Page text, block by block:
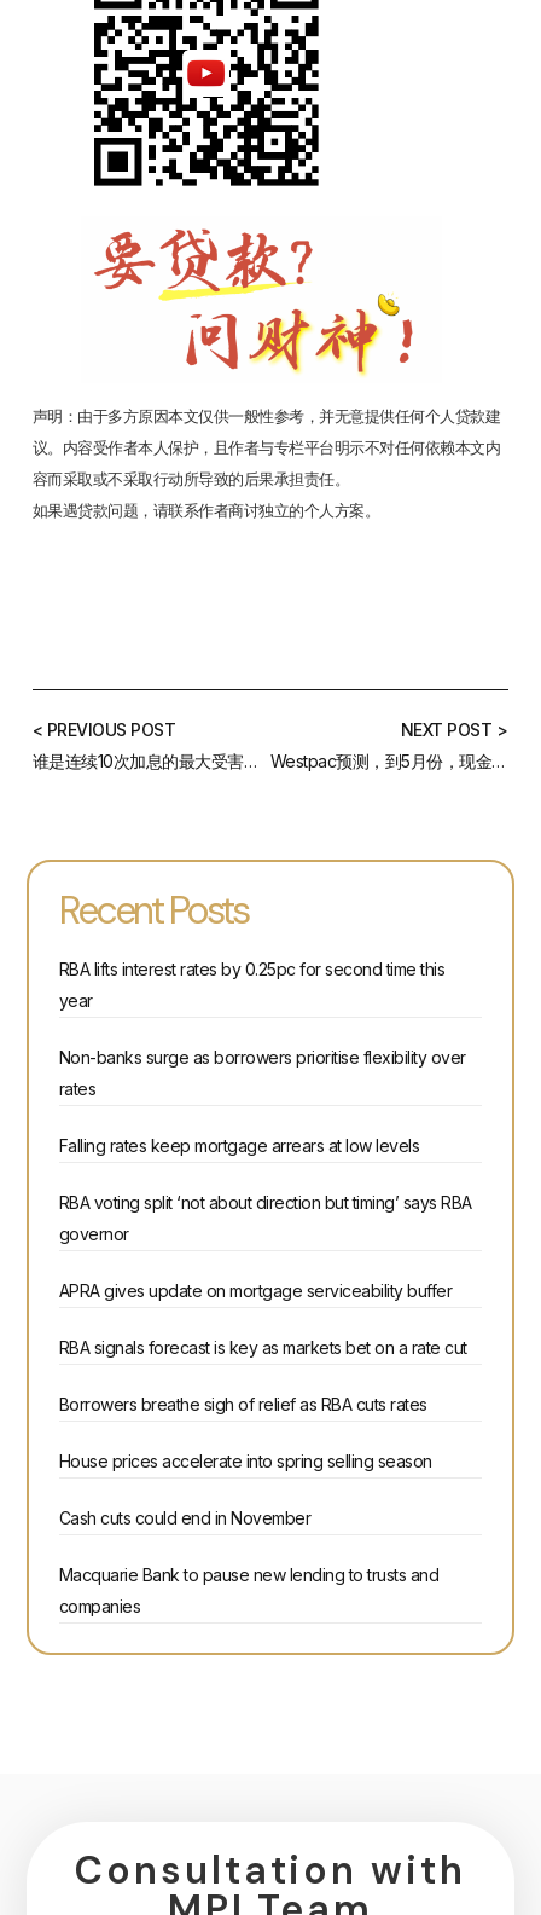
声明：由于多方原因本文仅供一般性参考，并无意提供任何个人贷款建
议。内容受作者本人保护，且作者与专栏平台明示不对任何依赖本文内
容而采取或不采取行动所导致的后果承担责任。
如果遇贷款问题，请联系作者商讨独立的个人方案。
< PREVIOUS POST
谁是连续10次加息的最大受害者? RBA的策略对房地产市场意味着什么？
NEXT POST >
Westpac预测，到5月份，现金利率将再加0.25%，2024年开始下调
Recent Posts
RBA lifts interest rates by 0.25pc for second time this
year
Non-banks surge as borrowers prioritise flexibility over
rates
Falling rates keep mortgage arrears at low levels
RBA voting split ‘not about direction but timing’ says RBA
governor
APRA gives update on mortgage serviceability buffer
RBA signals forecast is key as markets bet on a rate cut
Borrowers breathe sigh of relief as RBA cuts rates
House prices accelerate into spring selling season
Cash cuts could end in November
Macquarie Bank to pause new lending to trusts and
companies
Consultation with